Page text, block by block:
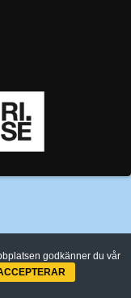
godkänner du vår